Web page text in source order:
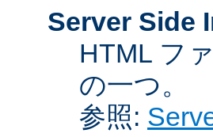
Server Side
HTML フ
の一つ。
参照: